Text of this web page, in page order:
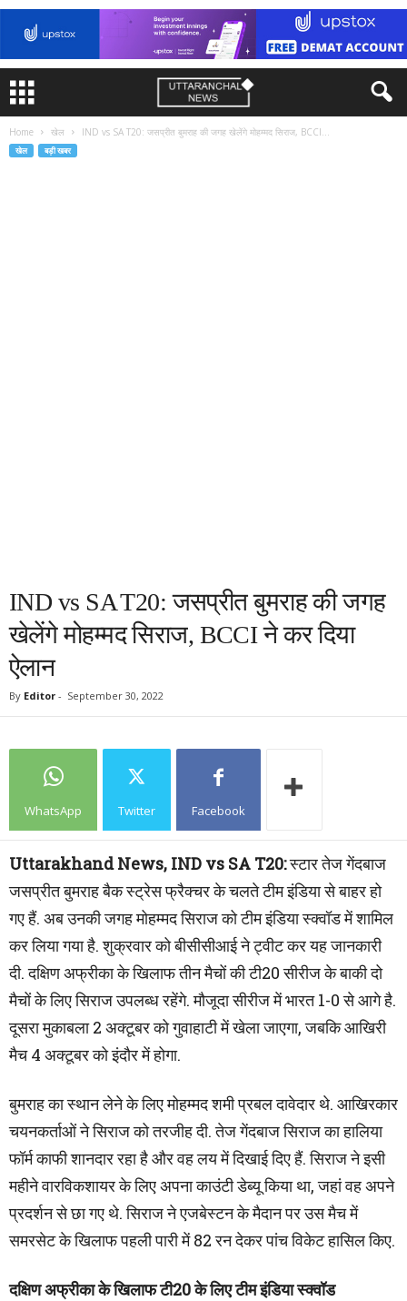
Home खेल IND vs SA T20: जसप्रीत बुमराह की जगह खेलेंगे मोहम्मद सिराज, BCCI...
खेल बड़ी खबर
IND vs SA T20: जसप्रीत बुमराह की जगह
खेलेंगे मोहम्मद सिराज, BCCI ने कर दिया
ऐलान
By Editor - September 30, 2022
WhatsApp Twitter Facebook
Uttarakhand News, IND vs SA T20:स्टार तेज गेंदबाज
जसप्रीत बुमराह बैक स्ट्रेस फ्रैक्चर के चलते टीम इंडिया से बाहर हो
गए हैं. अब उनकी जगह मोहम्मद सिराज को टीम इंडिया स्क्वॉड में शामिल
कर लिया गया है. शुक्रवार को बीसीसीआई ने ट्वीट कर यह जानकारी
दी. दक्षिण अफ्रीका के खिलाफ तीन मैचों की टी20 सीरीज के बाकी दो
मैचों के लिए सिराज उपलब्ध रहेंगे. मौजूदा सीरीज में भारत 1-0 से आगे है.
दूसरा मुकाबला 2 अक्टूबर को गुवाहाटी में खेला जाएगा, जबकि आखिरी
मैच 4 अक्टूबर को इंदौर में होगा.
बुमराह का स्थान लेने के लिए मोहम्मद शमी प्रबल दावेदार थे. आखिरकार
चयनकर्ताओं ने सिराज को तरजीह दी. तेज गेंदबाज सिराज का हालिया
फॉर्म काफी शानदार रहा है और वह लय में दिखाई दिए हैं. सिराज ने इसी
महीने वारविकशायर के लिए अपना काउंटी डेब्यू किया था, जहां वह अपने
प्रदर्शन से छा गए थे. सिराज ने एजबेस्टन के मैदान पर उस मैच में
समरसेट के खिलाफ पहली पारी में 82 रन देकर पांच विकेट हासिल किए.
दक्षिण अफ्रीका के खिलाफ टी20 के लिए टीम इंडिया स्क्वॉड